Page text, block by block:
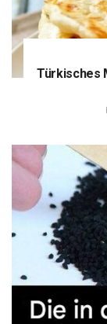
Türkisches